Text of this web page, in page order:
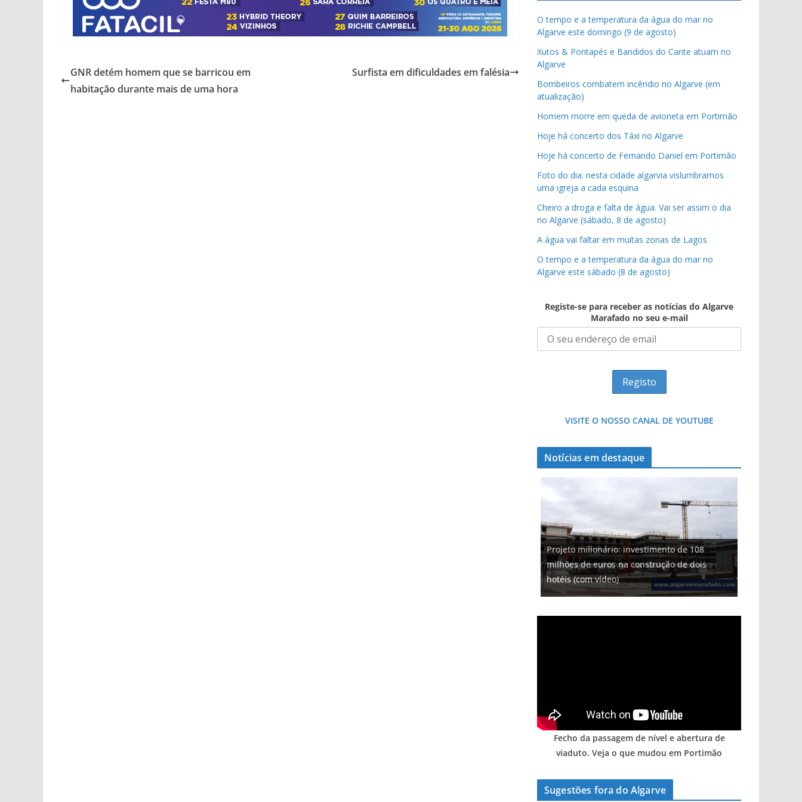
GNR detém homem que se barricou em
habitação durante mais de uma hora
Surfista em dificuldades em falésia
O tempo e a temperatura da água do mar no
Algarve este domingo (9 de agosto)
Xutos & Pontapés e Bandidos do Cante atuam no
Algarve
Bombeiros combatem incêndio no Algarve (em
atualização)
Homem morre em queda de avioneta em Portimão
Hoje há concerto dos Táxi no Algarve
Hoje há concerto de Fernando Daniel em Portimão
Foto do dia: nesta cidade algarvia vislumbramos
uma igreja a cada esquina
Cheiro a droga e falta de água. Vai ser assim o dia
no Algarve (sábado, 8 de agosto)
A água vai faltar em muitas zonas de Lagos
O tempo e a temperatura da água do mar no
Algarve este sábado (8 de agosto)
Registe-se para receber as notícias do Algarve
Marafado no seu e-mail
VISITE O NOSSO CANAL DE YOUTUBE
Notícias em destaque
Projeto milionário: investimento de 108
milhões de euros na construção de dois
hotéis (com vídeo)
Fecho da passagem de nível e abertura de
viaduto. Veja o que mudou em Portimão
Sugestões fora do Algarve